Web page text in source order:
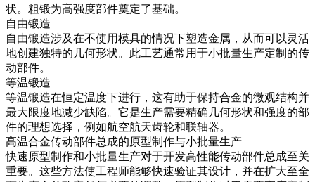
状。粗锻为高强度部件奠定了基础。
自由锻造
自由锻造涉及在不使用模具的情况下塑造金属，从而可以灵活
地创建独特的几何形状。此工艺通常用于小批量生产定制的传
动部件。
等温锻造
等温锻造在恒定温度下进行，这有助于保持合金的微观结构并
最大限度地减少缺陷。它是生产需要精确几何形状和强度的部
件的理想选择，例如航空航天齿轮和联轴器。
高温合金传动部件总成的原型制作与小批量生产
快速原型制作和小批量生产对于开发高性能传动部件总成至关
重要。这些方法使工程师能够快速验证其设计，并在扩大至全